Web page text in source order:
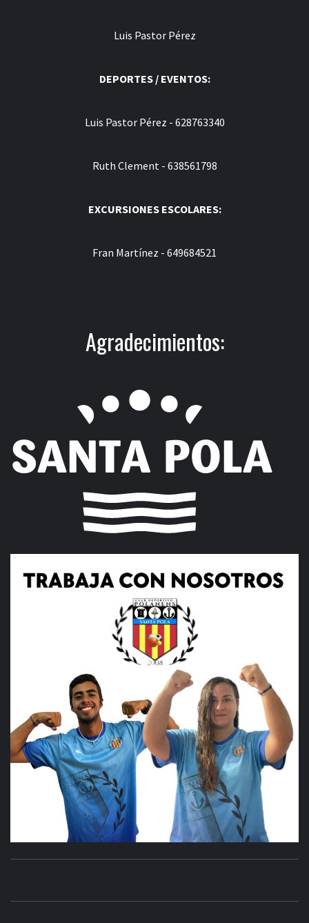
Luis Pastor Pérez
DEPORTES / EVENTOS:
Luis Pastor Pérez - 628763340
Ruth Clement - 638561798
EXCURSIONES ESCOLARES:
Fran Martínez - 649684521
Agradecimientos:
CLUB